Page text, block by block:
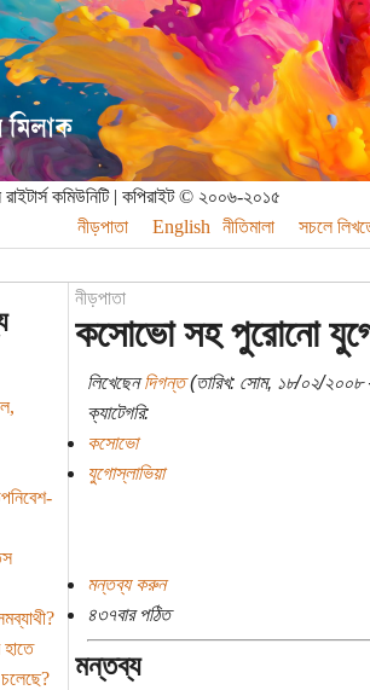
কমিউনিটি | কপিরাইট © ২০০৬-২০১৫
নীড়পাতা
English নীতিমালা সচলে
হাতে
নীড়পাতা
কসোভো সহ পুরোনো
লিখেছেনদিগন্ত(তারিখ: সোম, ১৮/০২/২০০৮
ক্যাটেগরি:
কসোভো
যুগোস্লাভিয়া
মন্তব্য করুন
৪৩৭বার পঠিত
মন্তব্য